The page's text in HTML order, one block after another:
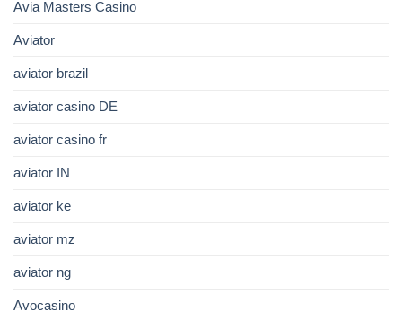
Avia Masters Casino
Aviator
aviator brazil
aviator casino DE
aviator casino fr
aviator IN
aviator ke
aviator mz
aviator ng
Avocasino